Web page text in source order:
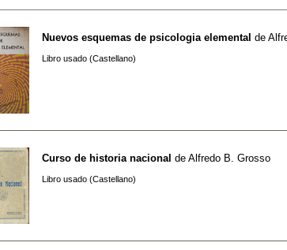
Nuevos esquemas de psicologia elemental de
Libro usado (Castellano)
Curso de historia nacional de Alfredo B. Grosso
Libro usado (Castellano)